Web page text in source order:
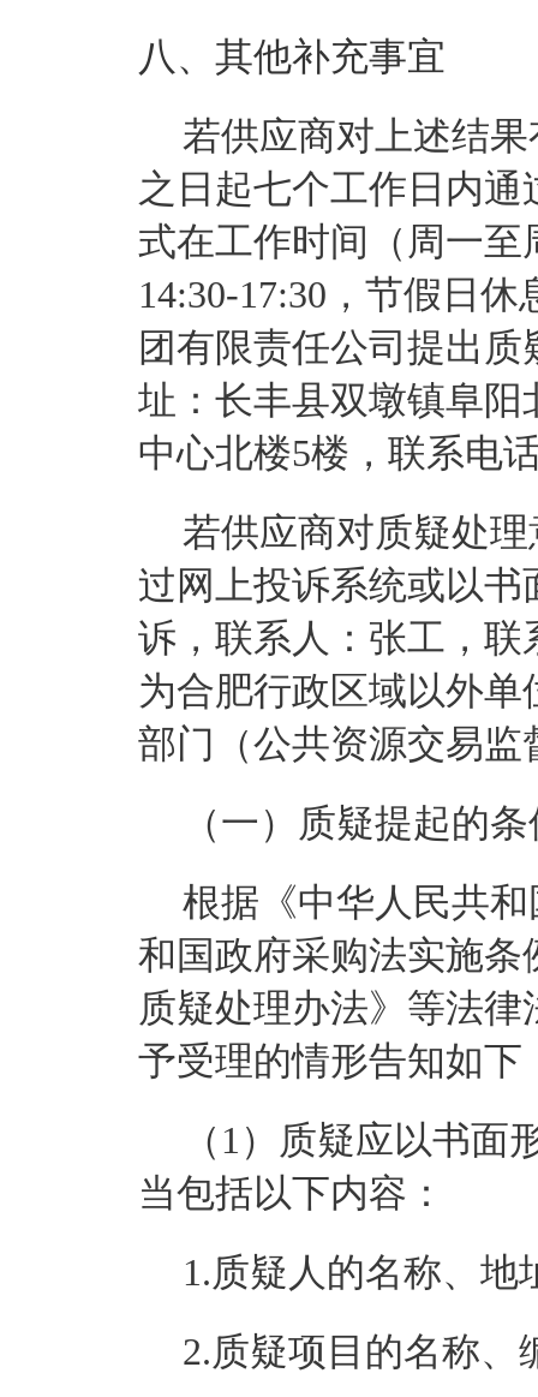
八、其他补充事宜
若供应商对上述结
之日起七个工作日内
式在工作时间（周一至
14:30-17:30，节假日
团有限责任公司提出
址：长丰县双墩镇阜
中心北楼5楼，联系电
若供应商对质疑处
过网上投诉系统或以
诉，联系人：张工，联
为合肥行政区域以外
部门（公共资源交易
（一）质疑提起的
根据《中华人民共
和国政府采购法实施
质疑处理办法》等法
予受理的情形告知如下
（ 1）质疑应以书面
当包括以下内容：
1.质疑人的名称、
2.质疑项目的名称、